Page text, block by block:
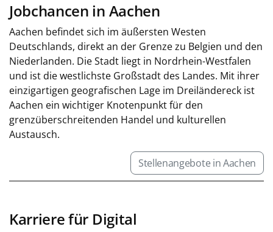
Jobchancen in Aachen
Aachen befindet sich im äußersten Westen
Deutschlands, direkt an der Grenze zu Belgien und den
Niederlanden. Die Stadt liegt in Nordrhein-Westfalen
und ist die westlichste Großstadt des Landes. Mit ihrer
einzigartigen geografischen Lage im Dreiländereck ist
Aachen ein wichtiger Knotenpunkt für den
grenzüberschreitenden Handel und kulturellen
Austausch.
Stellenangebote in Aachen
Karriere für Digital